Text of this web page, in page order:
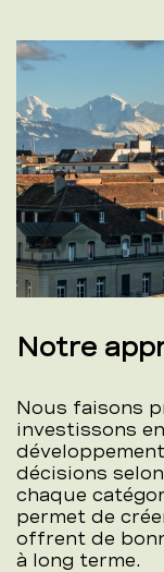
Notre
Nous faisons
investissons
décisions
chaque
permet de
offrent de
à long terme.